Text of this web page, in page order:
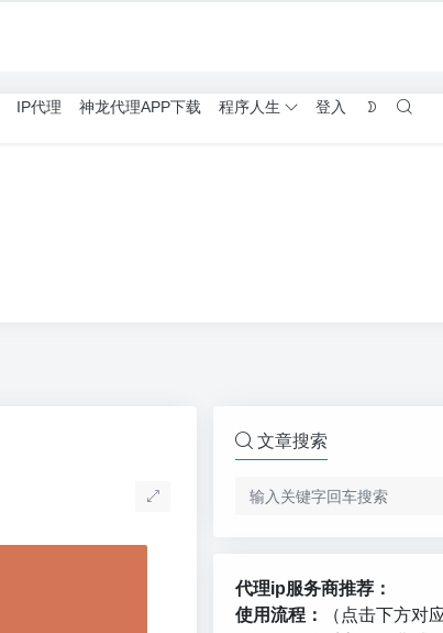
IP代理 神龙代理APP下载 程序人生
登入
文章搜索
代理ip服务商推荐：
使用流程：
（点击下方对